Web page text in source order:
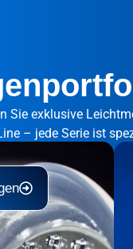
Sie exklusive
– jede Serie ist